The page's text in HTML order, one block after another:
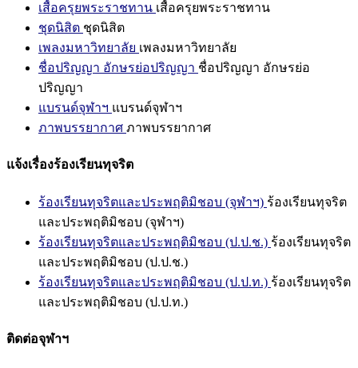
เสื้อครุยพระราชทาน เสื้อครุยพระราชทาน
ชุดนิสิต ชุดนิสิต
เพลงมหาวิทยาลัย เพลงมหาวิทยาลัย
ชื่อปริญญา อักษรย่อปริญญา ชื่อปริญญา อักษรย่อ
ปริญญา
แบรนด์จุฬาฯ แบรนด์จุฬาฯ
ภาพบรรยากาศ ภาพบรรยากาศ
แจ้งเรื่องร้องเรียนทุจริต
ร้องเรียนทุจริตและประพฤติมิชอบ (จุฬาฯ) ร้องเรียนทุจริต
และประพฤติมิชอบ (จุฬาฯ)
ร้องเรียนทุจริตและประพฤติมิชอบ (ป.ป.ช.) ร้องเรียนทุจริต
และประพฤติมิชอบ (ป.ป.ช.)
ร้องเรียนทุจริตและประพฤติมิชอบ (ป.ป.ท.) ร้องเรียนทุจริต
และประพฤติมิชอบ (ป.ป.ท.)
ติดต่อจุฬาฯ